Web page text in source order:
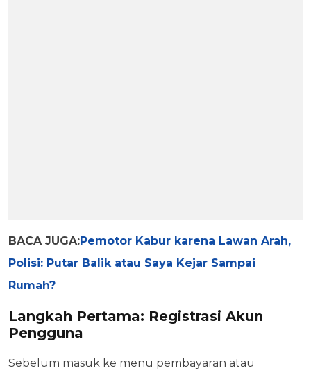
BACA JUGA:Pemotor Kabur karena Lawan Arah,
Polisi: Putar Balik atau Saya Kejar Sampai
Rumah?
Langkah Pertama: Registrasi Akun
Pengguna
Sebelum masuk ke menu pembayaran atau